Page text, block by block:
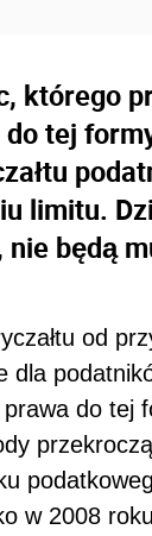
którego
tej
limitu.
nie będą
od
dla
do tej
w 2008